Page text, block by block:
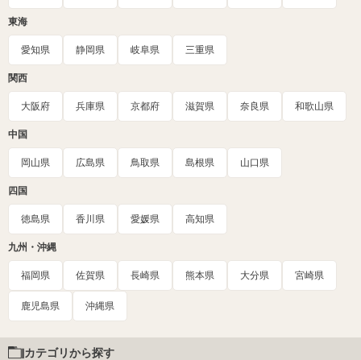
東海
愛知県 静岡県 岐阜県 三重県
関西
大阪府 兵庫県 京都府 滋賀県 奈良県 和歌山県
中国
岡山県 広島県 鳥取県 島根県 山口県
四国
徳島県 香川県 愛媛県 高知県
九州・沖縄
福岡県 佐賀県 長崎県 熊本県 大分県 宮崎県
鹿児島県 沖縄県
カテゴリから探す